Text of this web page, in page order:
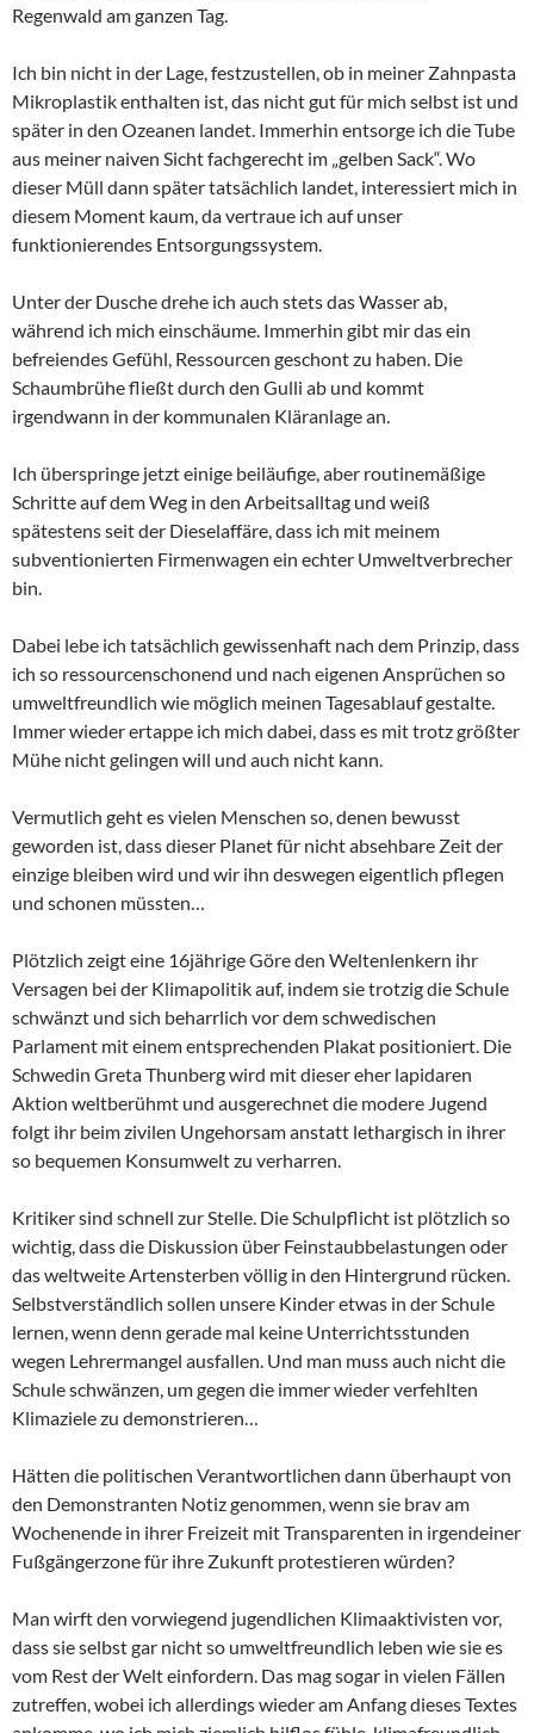
Regenwald am ganzen Tag.
Ich bin nicht in der Lage, festzustellen, ob in meiner Zahnpasta
Mikroplastik enthalten ist, das nicht gut für mich selbst ist und
später in den Ozeanen landet. Immerhin entsorge ich die Tube
aus meiner naiven Sicht fachgerecht im „gelben Sack“. Wo
dieser Müll dann später tatsächlich landet, interessiert mich in
diesem Moment kaum, da vertraue ich auf unser
funktionierendes Entsorgungssystem.
Unter der Dusche drehe ich auch stets das Wasser ab,
während ich mich einschäume. Immerhin gibt mir das ein
befreiendes Gefühl, Ressourcen geschont zu haben. Die
Schaumbrühe fließt durch den Gulli ab und kommt
irgendwann in der kommunalen Kläranlage an.
Ich überspringe jetzt einige beiläufige, aber routinemäßige
Schritte auf dem Weg in den Arbeitsalltag und weiß
spätestens seit der Dieselaffäre, dass ich mit meinem
subventionierten Firmenwagen ein echter Umweltverbrecher
bin.
Dabei lebe ich tatsächlich gewissenhaft nach dem Prinzip, dass
ich so ressourcenschonend und nach eigenen Ansprüchen so
umweltfreundlich wie möglich meinen Tagesablauf gestalte.
Immer wieder ertappe ich mich dabei, dass es mit trotz größter
Mühe nicht gelingen will und auch nicht kann.
Vermutlich geht es vielen Menschen so, denen bewusst
geworden ist, dass dieser Planet für nicht absehbare Zeit der
einzige bleiben wird und wir ihn deswegen eigentlich pflegen
und schonen müssten…
Plötzlich zeigt eine 16jährige Göre den Weltenlenkern ihr
Versagen bei der Klimapolitik auf, indem sie trotzig die Schule
schwänzt und sich beharrlich vor dem schwedischen
Parlament mit einem entsprechenden Plakat positioniert. Die
Schwedin Greta Thunberg wird mit dieser eher lapidaren
Aktion weltberühmt und ausgerechnet die modere Jugend
folgt ihr beim zivilen Ungehorsam anstatt lethargisch in ihrer
so bequemen Konsumwelt zu verharren.
Kritiker sind schnell zur Stelle. Die Schulpflicht ist plötzlich so
wichtig, dass die Diskussion über Feinstaubbelastungen oder
das weltweite Artensterben völlig in den Hintergrund rücken.
Selbstverständlich sollen unsere Kinder etwas in der Schule
lernen, wenn denn gerade mal keine Unterrichtsstunden
wegen Lehrermangel ausfallen. Und man muss auch nicht die
Schule schwänzen, um gegen die immer wieder verfehlten
Klimaziele zu demonstrieren…
Hätten die politischen Verantwortlichen dann überhaupt von
den Demonstranten Notiz genommen, wenn sie brav am
Wochenende in ihrer Freizeit mit Transparenten in irgendeiner
Fußgängerzone für ihre Zukunft protestieren würden?
Man wirft den vorwiegend jugendlichen Klimaaktivisten vor,
dass sie selbst gar nicht so umweltfreundlich leben wie sie es
vom Rest der Welt einfordern. Das mag sogar in vielen Fällen
zutreffen, wobei ich allerdings wieder am Anfang dieses Textes